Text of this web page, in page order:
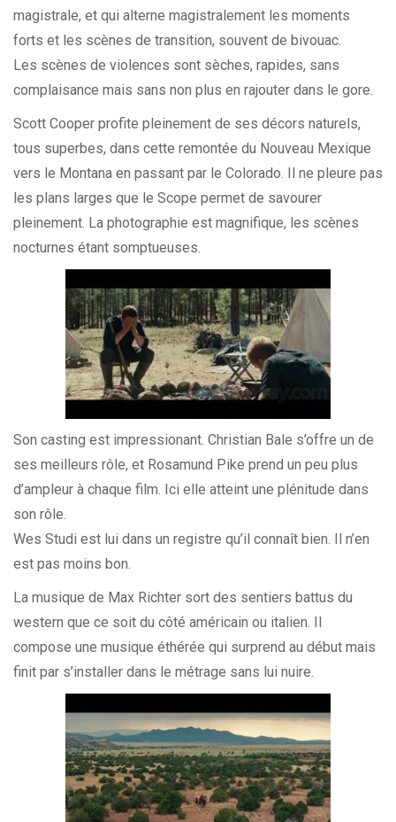
magistrale, et qui alterne magistralement les moments
forts et les scènes de transition, souvent de bivouac.
Les scènes de violences sont sèches, rapides, sans
complaisance mais sans non plus en rajouter dans le gore.
Scott Cooper profite pleinement de ses décors naturels,
tous superbes, dans cette remontée du Nouveau Mexique
vers le Montana en passant par le Colorado. Il ne pleure pas
les plans larges que le Scope permet de savourer
pleinement. La photographie est magnifique, les scènes
nocturnes étant somptueuses.
Son casting est impressionant. Christian Bale s’offre un de
ses meilleurs rôle, et Rosamund Pike prend un peu plus
d’ampleur à chaque film. Ici elle atteint une plénitude dans
son rôle.
Wes Studi est lui dans un registre qu’il connaît bien. Il n’en
est pas moins bon.
La musique de Max Richter sort des sentiers battus du
western que ce soit du côté américain ou italien. Il
compose une musique éthérée qui surprend au début mais
finit par s’installer dans le métrage sans lui nuire.